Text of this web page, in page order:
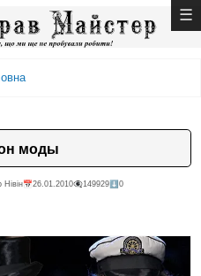
моды
Нiвiн📅26.01.2010👁️‍🗨️149929⬇️0